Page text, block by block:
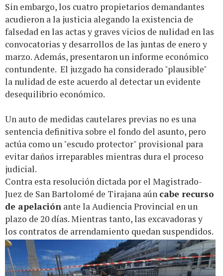
Sin embargo, los cuatro propietarios demandantes
acudieron a la justicia alegando la existencia de
falsedad en las actas y graves vicios de nulidad en las
convocatorias y desarrollos de las juntas de enero y
marzo. Además, presentaron un informe económico
contundente. El juzgado ha considerado "plausible"
la nulidad de este acuerdo al detectar un evidente
desequilibrio económico.
Un auto de medidas cautelares previas no es una
sentencia definitiva sobre el fondo del asunto, pero
actúa como un "escudo protector" provisional para
evitar daños irreparables mientras dura el proceso
judicial.
Contra esta resolución dictada por el Magistrado-
Juez de San Bartolomé de Tirajana aún cabe recurso
de apelación ante la Audiencia Provincial en un
plazo de 20 días. Mientras tanto, las excavadoras y
los contratos de arrendamiento quedan suspendidos.